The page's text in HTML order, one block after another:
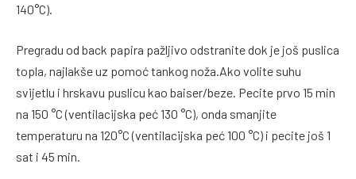
140°C).
Pregradu od back papira pažljivo odstranite dok je još puslica
topla, najlakše uz pomoć tankog noža.Ako volite suhu
svijetlu i hrskavu puslicu kao baiser/beze. Pecite prvo 15 min
na 150 °C (ventilacijska peć 130 °C), onda smanjite
temperaturu na 120°C (ventilacijska peć 100 °C) i pecite još 1
sat i 45 min.